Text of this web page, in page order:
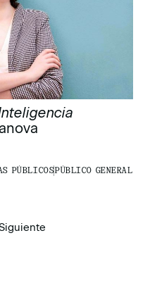
PÚBLICOSPÚBLICO GENERAL